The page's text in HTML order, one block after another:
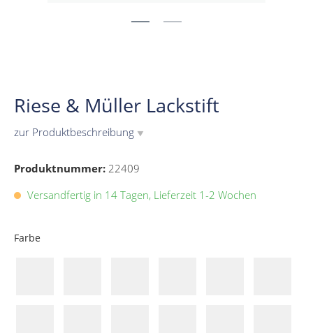
Riese & Müller Lackstift
zur Produktbeschreibung ▼
Produktnummer: 22409
Versandfertig in 14 Tagen, Lieferzeit 1-2 Wochen
Farbe